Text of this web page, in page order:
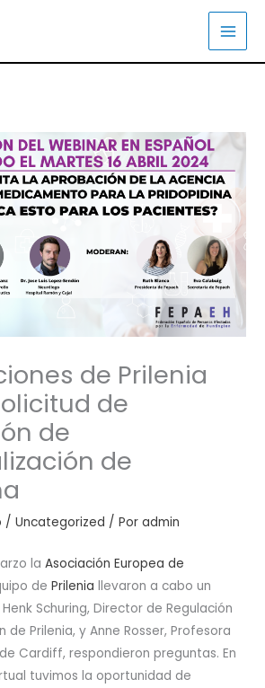
de Prilenia
de
de
de
/Uncategorized / Poradmin
laAsociación Europea de
dePrilenia llevaron a cabo un
Schuring, Director de Regulación
de Prilenia, y Anne Rosser, Profesora
Cardiff, respondieron preguntas. En
tuvimos la oportunidad de